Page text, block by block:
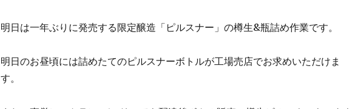
明日は一年ぶりに発売する限定醸造「ピルスナー」の樽生&瓶詰め作業です。
明日のお昼頃には詰めたてのピルスナーボトルが工場売店でお求めいただけま
す。